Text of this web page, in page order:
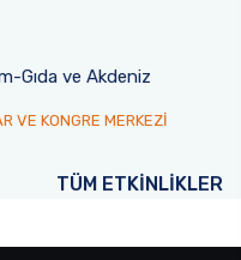
Gıda ve Akdeniz
VE KONGRE MERKEZİ
TÜM ETKİNLİKLER